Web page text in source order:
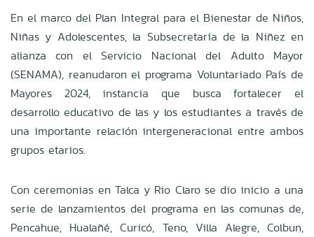
En el marco del Plan Integral para el Bienestar de Niños,
Niñas y Adolescentes, la Subsecretaría de la Niñez en
alianza con el Servicio Nacional del Adulto Mayor
(SENAMA), reanudaron el programa Voluntariado País de
Mayores 2024, instancia que busca fortalecer el
desarrollo educativo de las y los estudiantes a través de
una importante relación intergeneracional entre ambos
grupos etarios.
Con ceremonias en Talca y Rio Claro se dio inicio a una
serie de lanzamientos del programa en las comunas de,
Pencahue, Hualañé, Curicó, Teno, Villa Alegre, Colbun,